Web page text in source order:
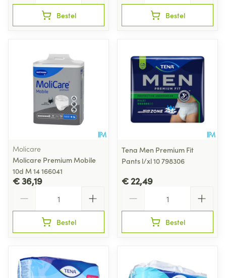
Bestel Bestel
Molicare
Molicare Premium Mobile
10d M 14 166041
€ 36,19
Bestel
Tena Men Premium Fit
Pants l/xl 10 798306
€ 22,49
Bestel